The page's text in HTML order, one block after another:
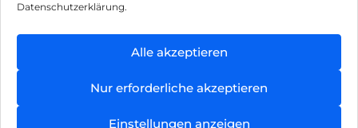
Datenschutzerklärung.
Alle akzeptieren
Nur erforderliche akzeptieren
Einstellungen anzeigen
Hinweis zur Batterieentsorgung